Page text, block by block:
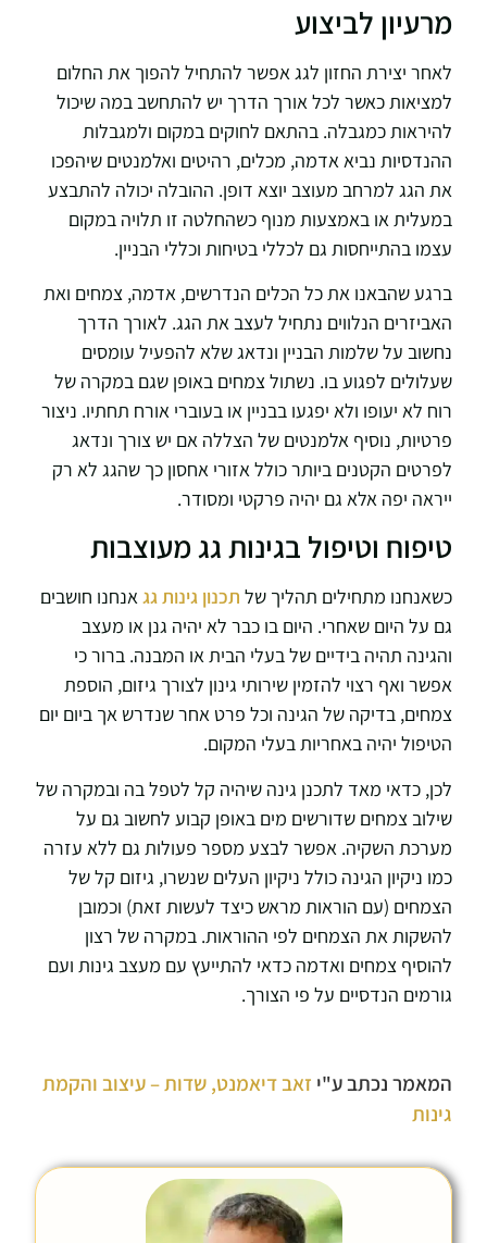
מרעיון לביצוע
לאחר יצירת החזון לגג אפשר להתחיל להפוך את החלום
למציאות כאשר לכל אורך הדרך יש להתחשב במה שיכול
להיראות כמגבלה. בהתאם לחוקים במקום ולמגבלות
ההנדסיות נביא אדמה, מכלים, רהיטים ואלמנטים שיהפכו
את הגג למרחב מעוצב יוצא דופן. ההובלה יכולה להתבצע
במעלית או באמצעות מנוף כשהחלטה זו תלויה במקום
עצמו בהתייחסות גם לכללי בטיחות וכללי הבניין.
ברגע שהבאנו את כל הכלים הנדרשים, אדמה, צמחים ואת
האביזרים הנלווים נתחיל לעצב את הגג. לאורך הדרך
נחשוב על שלמות הבניין ונדאג שלא להפעיל עומסים
שעלולים לפגוע בו. נשתול צמחים באופן שגם במקרה של
רוח לא יעופו ולא יפגעו בבניין או בעוברי אורח תחתיו. ניצור
פרטיות, נוסיף אלמנטים של הצללה אם יש צורך ונדאג
לפרטים הקטנים ביותר כולל אזורי אחסון כך שהגג לא רק
ייראה יפה אלא גם יהיה פרקטי ומסודר.
טיפוח וטיפול בגינות גג מעוצבות
כשאנחנו מתחילים תהליך של תכנון גינות גגאנחנו חושבים
גם על היום שאחרי. היום בו כבר לא יהיה גנן או מעצב
והגינה תהיה בידיים של בעלי הבית או המבנה. ברור כי
אפשר ואף רצוי להזמין שירותי גינון לצורך גיזום, הוספת
צמחים, בדיקה של הגינה וכל פרט אחר שנדרש אך ביום יום
הטיפול יהיה באחריות בעלי המקום.
לכן, כדאי מאד לתכנן גינה שיהיה קל לטפל בה ובמקרה של
שילוב צמחים שדורשים מים באופן קבוע לחשוב גם על
מערכת השקיה. אפשר לבצע מספר פעולות גם ללא עזרה
כמו ניקיון הגינה כולל ניקיון העלים שנשרו, גיזום קל של
הצמחים (עם הוראות מראש כיצד לעשות זאת) וכמובן
להשקות את הצמחים לפי ההוראות. במקרה של רצון
להוסיף צמחים ואדמה כדאי להתייעץ עם מעצב גינות ועם
גורמים הנדסיים על פי הצורך.
המאמר נכתב ע"י זאב דיאמנט, שדות – עיצוב והקמת
גינות